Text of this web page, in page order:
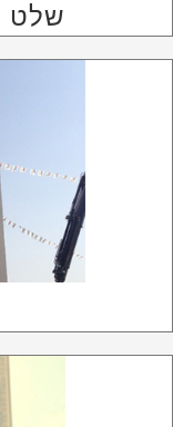
שלט